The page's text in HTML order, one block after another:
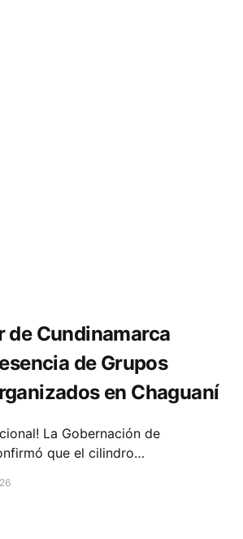
de Cundinamarca
de Grupos
en Chaguaní
La Gobernación de
que el cilindro…